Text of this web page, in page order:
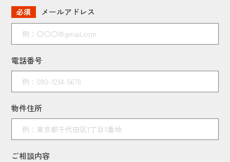
必須 メールアドレス
電話番号
物件住所
ご相談内容